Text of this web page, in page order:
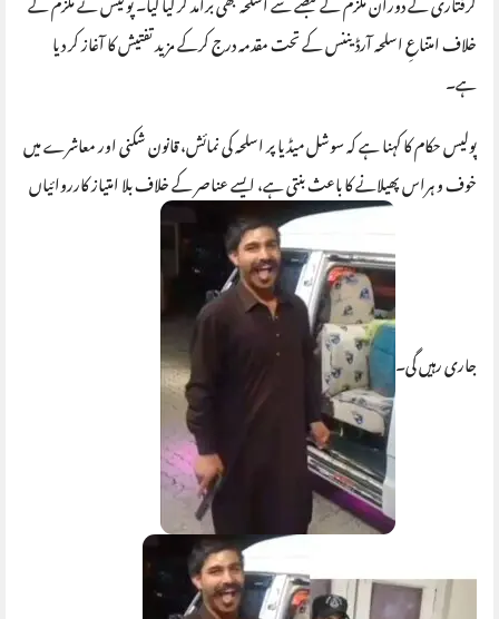
خلاف امتناعِ اسلحہ آرڈیننس کے تحت مقدمہ درج کرکے مزید تفتیش کا آغاز کر دیا
ہے۔
پولیس حکام کا کہنا ہے کہ سوشل میڈیا پر اسلحہ کی نمائش، قانون شکنی اور معاشرے میں
خوف و ہراس پھیلانے کا باعث بنتی ہے، ایسے عناصر کے خلاف بلا امتیاز کارروائیاں
جاری رہیں گی۔